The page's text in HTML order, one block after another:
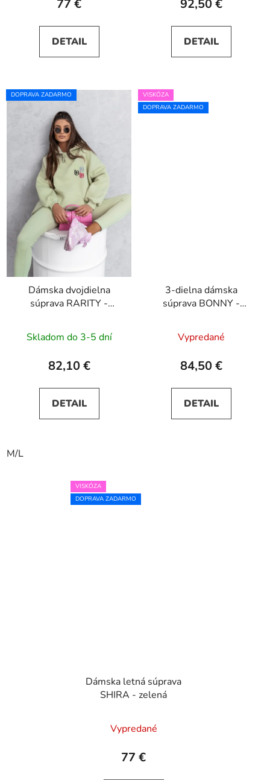
77 €
DETAIL
92,50 €
DETAIL
DOPRAVA ZADARMO
Dámska dvojdielna
súprava RARITY -
Skladom do 3-5 dní
82,10 €
DETAIL
M/L
VISKÓZA
DOPRAVA ZADARMO
3-dielna dámska
súprava BONNY -
Vypredané
84,50 €
DETAIL
VISKÓZA
DOPRAVA ZADARMO
Dámska letná súprava
SHIRA - zelená
Vypredané
77 €